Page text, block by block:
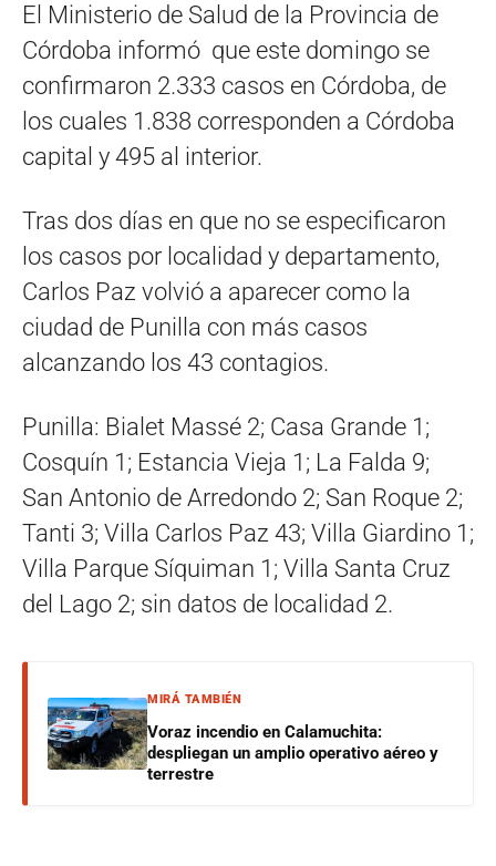
El Ministerio de Salud de la Provincia de
Córdoba informó que este domingo se
confirmaron 2.333 casos en Córdoba, de
los cuales 1.838 corresponden a Córdoba
capital y 495 al interior.
Tras dos días en que no se especificaron
los casos por localidad y departamento,
Carlos Paz volvió a aparecer como la
ciudad de Punilla con más casos
alcanzando los 43 contagios.
Punilla: Bialet Massé 2; Casa Grande 1;
Cosquín 1; Estancia Vieja 1; La Falda 9;
San Antonio de Arredondo 2; San Roque 2;
Tanti 3; Villa Carlos Paz 43; Villa Giardino 1;
Villa Parque Síquiman 1; Villa Santa Cruz
del Lago 2; sin datos de localidad 2.
MIRÁ TAMBIÉN
Voraz incendio en Calamuchita:
despliegan un amplio operativo aéreo y
terrestre